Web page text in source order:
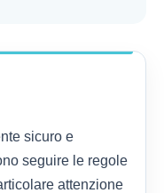
sicuro e
seguire le regole
attenzione